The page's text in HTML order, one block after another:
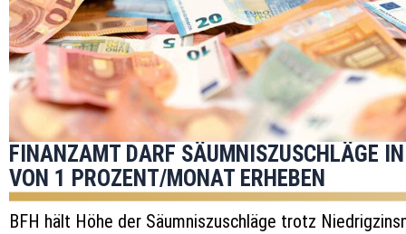
FINANZAMT DARF SÄUMNISZUSCHLÄGE
VON 1 PROZENT/MONAT ERHEBEN
BFH hält Höhe der Säumniszuschläge trotz